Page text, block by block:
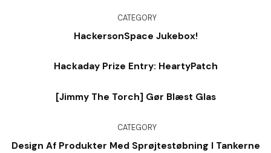
CATEGORY
HackersonSpace Jukebox!
Hackaday Prize Entry: HeartyPatch
[Jimmy The Torch] Gør Blæst Glas
CATEGORY
Design Af Produkter Med Sprøjtestøbning I Tankerne